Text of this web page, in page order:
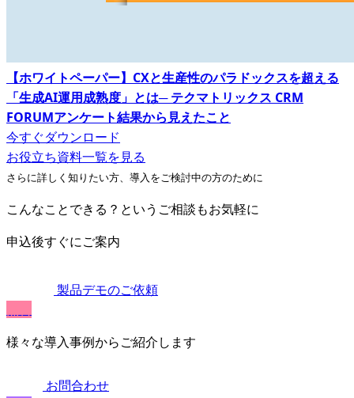
【ホワイトペーパー】CXと生産性のパラドックスを超える
「生成AI運用成熟度」とは─ テクマトリックス CRM
FORUMアンケート結果から見えたこと
今すぐダウンロード
お役立ち資料一覧を見る
さらに詳しく知りたい方、導入をご検討中の方のために
こんなことできる？というご相談もお気軽に
申込後すぐにご案内
製品デモのご依頼
様々な導入事例からご紹介します
お問合わせ